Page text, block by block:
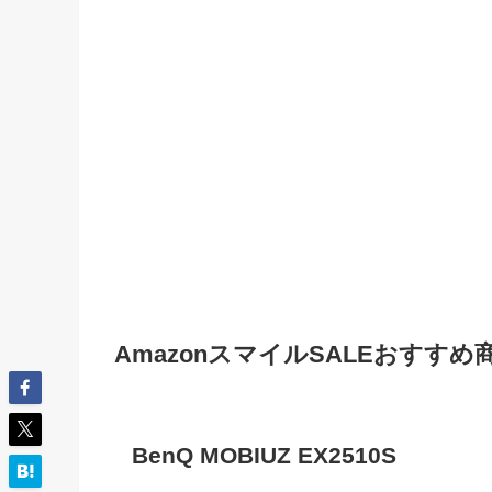
AmazonスマイルSALEおすすめ
BenQ MOBIUZ EX2510S